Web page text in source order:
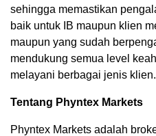
sehingga memastikan
baik untuk IB maupun klien
maupun yang sudah
mendukung semua level
melayani berbagai jenis klien.
Tentang Phyntex Markets
Phyntex Markets adalah